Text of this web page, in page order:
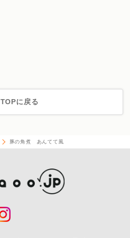
TOPに戻る
豚の角煮 あんてて風